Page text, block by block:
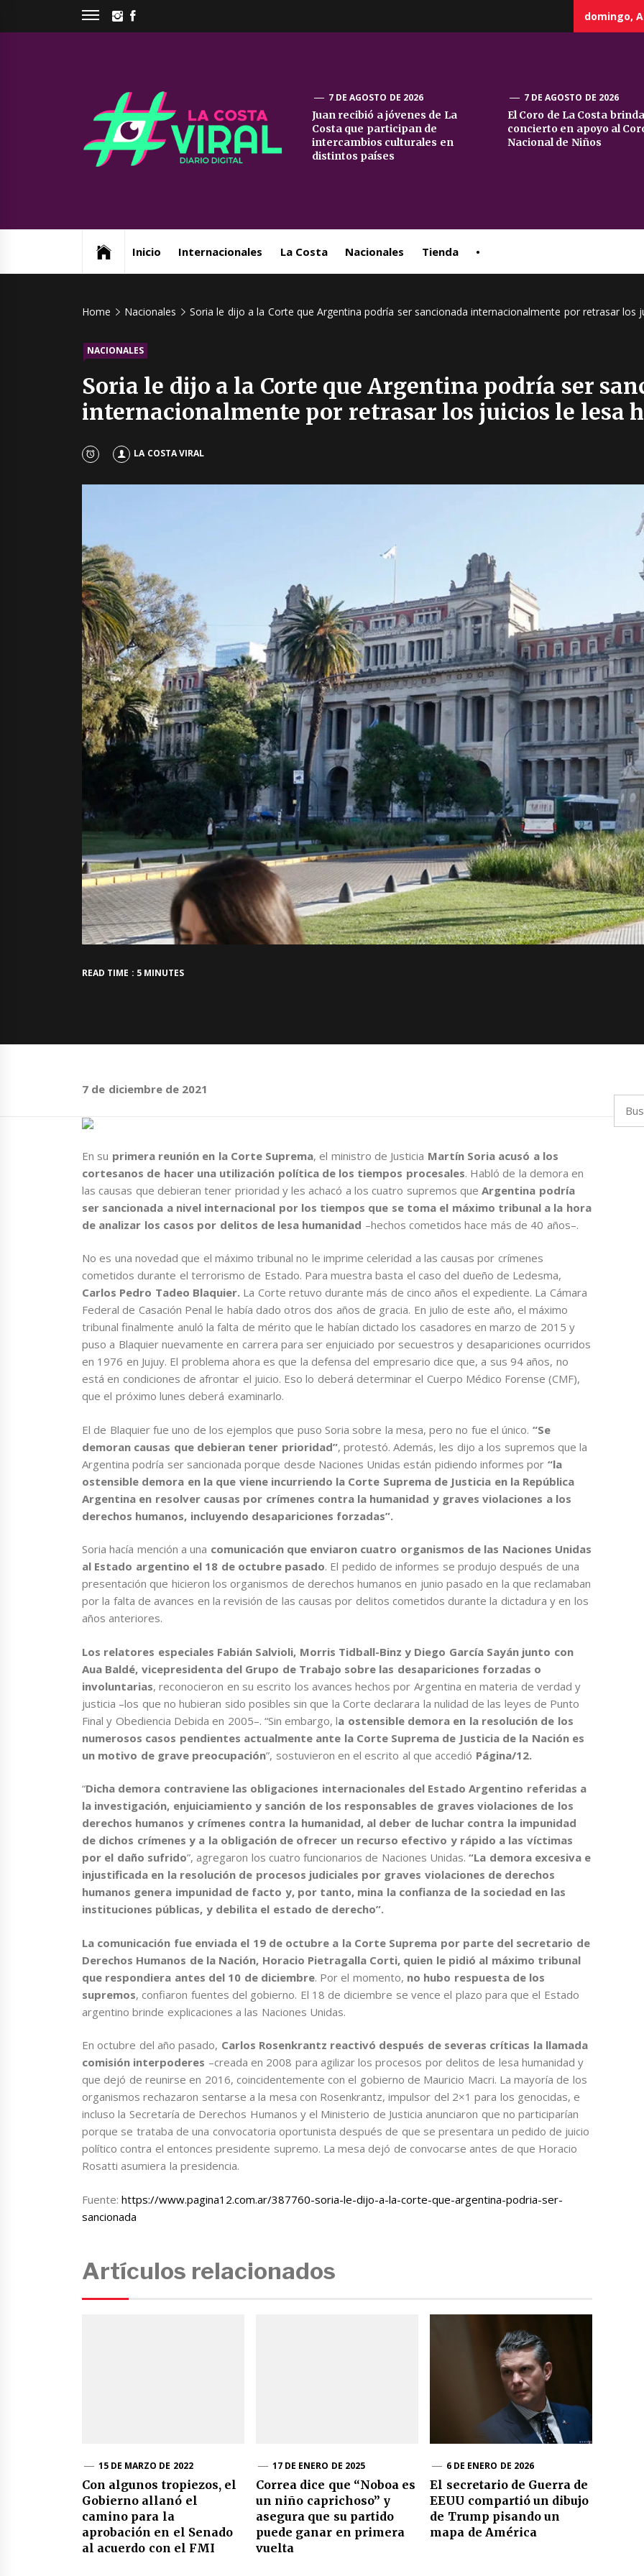
INSTAGRAM
domingo,
La
Costa
7 DE AGOSTO DE 2026
Juan recibió a jóvenes de La
Costa que participan de
intercambios culturales en
distintos países
7 DE AGOSTO DE 2026
El Coro de La Costa
concierto en apoyo al
Nacional de Niños
Inicio Internacionales La Costa Nacionales Tienda •
Home Nacionales Soria le dijo a la Corte que Argentina podría ser sancionada internacionalmente por retrasar los
NACIONALES
Soria le dijo a la Corte que Argentina podría ser
internacionalmente por retrasar los juicios le lesa
LA COSTA VIRAL
READ TIME : 5 MINUTES
7 de diciembre de 2021
En su primera reunión en la Corte Suprema, el ministro de Justicia Martín Soria acusó a los
cortesanos de hacer una utilización política de los tiempos procesales. Habló de la demora en
las causas que debieran tener prioridad y les achacó a los cuatro supremos queArgentina podría
ser sancionada a nivel internacional por los tiempos que se toma el máximo tribunal a la hora
de analizar los casos por delitos de lesa humanidad –hechos cometidos hace más de 40 años–.
No es una novedad que el máximo tribunal no le imprime celeridad a las causas por crímenes
cometidos durante el terrorismo de Estado. Para muestra basta el caso del dueño de Ledesma,
Carlos Pedro Tadeo Blaquier. La Corte retuvo durante más de cinco años el expediente. La Cámara
Federal de Casación Penal le había dado otros dos años de gracia. En julio de este año, el máximo
tribunal finalmente anuló la falta de mérito que le habían dictado los casadores en marzo de 2015 y
puso a Blaquier nuevamente en carrera para ser enjuiciado por secuestros y desapariciones ocurridos
en 1976 en Jujuy. El problema ahora es que la defensa del empresario dice que, a sus 94 años, no
está en condiciones de afrontar el juicio. Eso lo deberá determinar el Cuerpo Médico Forense (CMF),
que el próximo lunes deberá examinarlo.
El de Blaquier fue uno de los ejemplos que puso Soria sobre la mesa, pero no fue el único. “Se
demoran causas que debieran tener prioridad”, protestó. Además, les dijo a los supremos que la
Argentina podría ser sancionada porque desde Naciones Unidas están pidiendo informes por “la
ostensible demora en la que viene incurriendo la Corte Suprema de Justicia en la República
Argentina en resolver causas por crímenes contra la humanidad y graves violaciones a los
derechos humanos, incluyendo desapariciones forzadas”.
Soria hacía mención a una comunicación que enviaron cuatro organismos de las Naciones Unidas
al Estado argentino el 18 de octubre pasado. El pedido de informes se produjo después de una
presentación que hicieron los organismos de derechos humanos en junio pasado en la que reclamaban
por la falta de avances en la revisión de las causas por delitos cometidos durante la dictadura y en los
años anteriores.
Los relatores especiales Fabián Salvioli, Morris Tidball-Binz y Diego García Sayán junto con
Aua Baldé, vicepresidenta del Grupo de Trabajo sobre las desapariciones forzadas o
involuntarias, reconocieron en su escrito los avances hechos por Argentina en materia de verdad y
justicia –los que no hubieran sido posibles sin que la Corte declarara la nulidad de las leyes de Punto
Final y Obediencia Debida en 2005–. “Sin embargo, la ostensible demora en la resolución de los
numerosos casos pendientes actualmente ante la Corte Suprema de Justicia de la Nación es
un motivo de grave preocupación”, sostuvieron en el escrito al que accedió Página/12.
“Dicha demora contraviene las obligaciones internacionales del Estado Argentino referidas a
la investigación, enjuiciamiento y sanción de los responsables de graves violaciones de los
derechos humanos y crímenes contra la humanidad, al deber de luchar contra la impunidad
de dichos crímenes y a la obligación de ofrecer un recurso efectivo y rápido a las víctimas
por el daño sufrido”, agregaron los cuatro funcionarios de Naciones Unidas.“La demora excesiva e
injustificada en la resolución de procesos judiciales por graves violaciones de derechos
humanos genera impunidad de facto y, por tanto, mina la confianza de la sociedad en las
instituciones públicas, y debilita el estado de derecho”.
La comunicación fue enviada el 19 de octubre a la Corte Suprema por parte del secretario de
Derechos Humanos de la Nación, Horacio Pietragalla Corti, quien le pidió al máximo tribunal
que respondiera antes del 10 de diciembre. Por el momento, no hubo respuesta de los
supremos, confiaron fuentes del gobierno. El 18 de diciembre se vence el plazo para que el Estado
argentino brinde explicaciones a las Naciones Unidas.
En octubre del año pasado, Carlos Rosenkrantz reactivó después de severas críticas la llamada
comisión interpoderes –creada en 2008 para agilizar los procesos por delitos de lesa humanidad y
que dejó de reunirse en 2016, coincidentemente con el gobierno de Mauricio Macri. La mayoría de los
organismos rechazaron sentarse a la mesa con Rosenkrantz, impulsor del 2×1 para los genocidas, e
incluso la Secretaría de Derechos Humanos y el Ministerio de Justicia anunciaron que no participarían
porque se trataba de una convocatoria oportunista después de que se presentara un pedido de juicio
político contra el entonces presidente supremo. La mesa dejó de convocarse antes de que Horacio
Rosatti asumiera la presidencia.
Fuente:https://www.pagina12.com.ar/387760-soria-le-dijo-a-la-corte-que-argentina-podria-ser-
sancionada
Artículos relacionados
15 DE MARZO DE 2022
Con algunos tropiezos, el
Gobierno allanó el
camino para la
aprobación en el Senado
al acuerdo con el FMI
17 DE ENERO DE 2025
Correa dice que “Noboa es
un niño caprichoso” y
asegura que su partido
puede ganar en primera
vuelta
6 DE ENERO DE 2026
El secretario de Guerra de
EEUU compartió un dibujo
de Trump pisando un
mapa de América